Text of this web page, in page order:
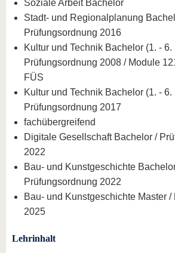
Soziale Arbeit Bachelor
Stadt- und Regionalplanung
Prüfungsordnung 2016
Kultur und Technik Bachelor (1. - 6.
Prüfungsordnung 2008 / Module
FÜS
Kultur und Technik Bachelor (1. - 6.
Prüfungsordnung 2017
fachübergreifend
Digitale Gesellschaft Bachelor /
2022
Bau- und Kunstgeschichte
Prüfungsordnung 2022
Bau- und Kunstgeschichte Master
2025
Lehrinhalt